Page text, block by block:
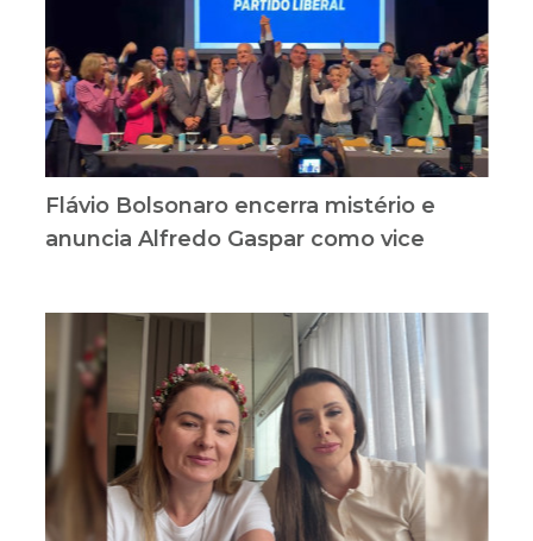
Flávio Bolsonaro encerra mistério e
anuncia Alfredo Gaspar como vice